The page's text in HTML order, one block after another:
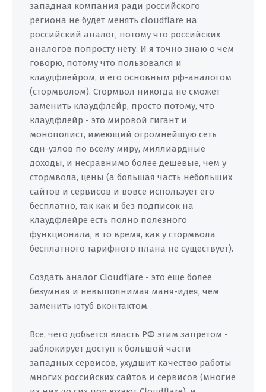
западная компания ради российского
региона не будет менять cloudflare на
российский аналог, потому что российских
аналогов попросту нету. И я точно знаю о чем
говорю, потому что пользовался и
клаудфлейром, и его основным рф-аналогом
(стормволом). Стормвол никогда не сможет
заменить клаудфлейр, просто потому, что
клаудфлейр - это мировой гигант и
монополист, имеющий огромнейшую сеть
сдн-узлов по всему миру, миллиардные
доходы, и несравнимо более дешевые, чем у
стормвола, цены (а большая часть небольших
сайтов и сервисов и вовсе использует его
бесплатно, так как и без подписок на
клаудфлейре есть полно полезного
функционала, в то время, как у стормвола
бесплатного тарифного плана не существует).
Создать аналог Cloudflare - это еще более
безумная и невыполнимая маня-идея, чем
заменить ютуб вконтактом.
Все, чего добьется власть РФ этим запретом -
заблокирует доступ к большой части
западных сервисов, ухудшит качество работы
многих российских сайтов и сервисов (многие